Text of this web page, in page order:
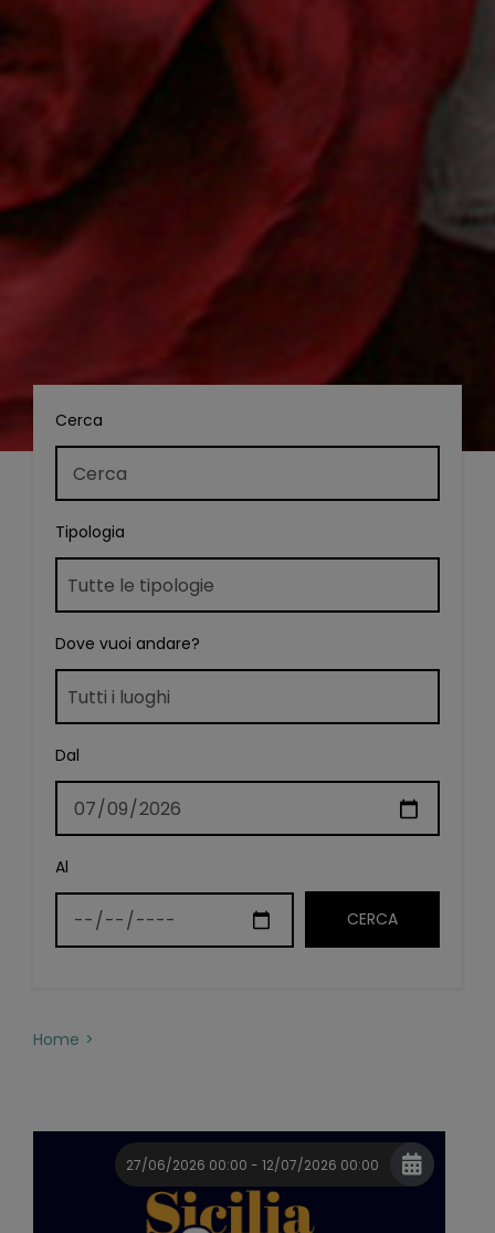
Cerca
Tipologia
Dove vuoi andare?
Dal
Al
Home
27/06/2026 00:00 - 12/07/2026 00:00